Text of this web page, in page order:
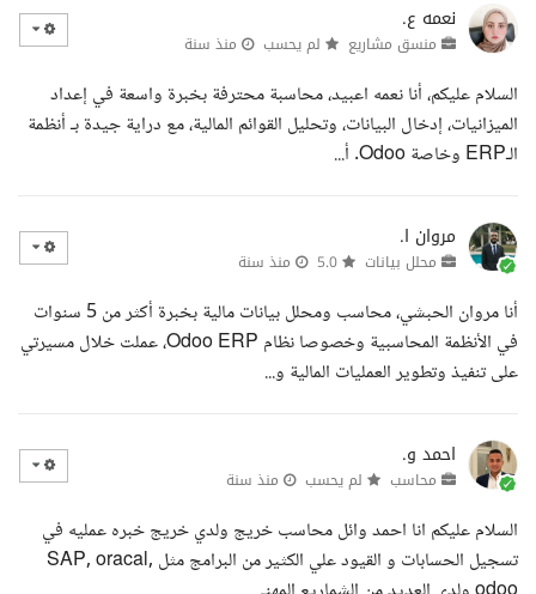
نعمه ع.
منسق مشاريع لم يحسب منذ سنة
السلام عليكم، أنا نعمه اعبيد، محاسبة محترفة بخبرة واسعة في إعداد
الميزانيات، إدخال البيانات، وتحليل القوائم المالية، مع دراية جيدة بـ أنظمة
الـERP وخاصة Odoo. أ...
مروان ا.
محلل بيانات منذ سنة
أنا مروان الحبشي، محاسب ومحلل بيانات مالية بخبرة أكثر من 5 سنوات
في الأنظمة المحاسبية وخصوصا نظام Odoo ERP، عملت خلال مسيرتي
على تنفيذ وتطوير العمليات المالية و...
احمد و.
محاسب لم يحسب منذ سنة
السلام عليكم انا احمد وائل محاسب خريج ولدي خريج خبره عمليه في
تسجيل الحسابات و القيود علي الكثير من البرامج مثل SAP, oracal,